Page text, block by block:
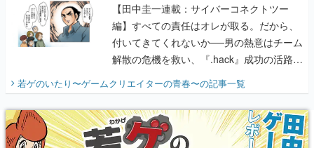
【田中圭一連載：サイバーコネクトツー
編】すべての責任はオレが取る。だから、
付いてきてくれないか──男の熱意はチーム
解散の危機を救い、『.hack』成功の活路を
『少年ジャンプ』色だった【若ゲのいた
り】
若ゲのいたり〜ゲームクリエイターの青春〜の記事一覧